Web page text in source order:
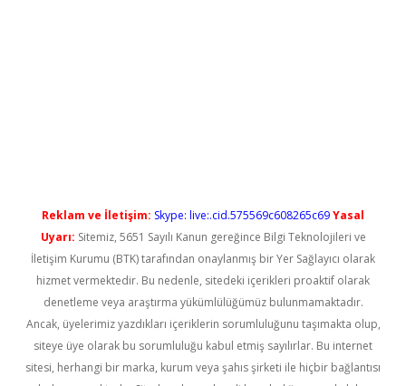
Reklam ve İletişim: Skype: live:.cid.575569c608265c69Yasal
Uyarı: Sitemiz, 5651 Sayılı Kanun gereğince Bilgi Teknolojileri ve
İletişim Kurumu (BTK) tarafından onaylanmış bir Yer Sağlayıcı olarak
hizmet vermektedir. Bu nedenle, sitedeki içerikleri proaktif olarak
denetleme veya araştırma yükümlülüğümüz bulunmamaktadır.
Ancak, üyelerimiz yazdıkları içeriklerin sorumluluğunu taşımakta olup,
siteye üye olarak bu sorumluluğu kabul etmiş sayılırlar. Bu internet
sitesi, herhangi bir marka, kurum veya şahıs şirketi ile hiçbir bağlantısı